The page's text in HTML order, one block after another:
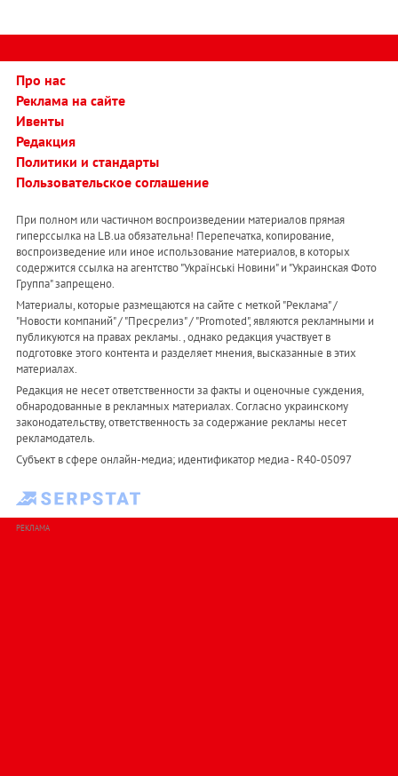
Про нас
Реклама на сайте
Ивенты
Редакция
Политики и стандарты
Пользовательское соглашение
При полном или частичном воспроизведении материалов прямая
гиперссылка на LB.ua обязательна! Перепечатка, копирование,
воспроизведение или иное использование материалов, в которых
содержится ссылка на агентство "Українськi Новини" и "Украинская Фото
Группа" запрещено.
Материалы, которые размещаются на сайте с меткой "Реклама" /
"Новости компаний" / "Пресрелиз" / "Promoted", являются рекламными и
публикуются на правах рекламы. , однако редакция участвует в
подготовке этого контента и разделяет мнения, высказанные в этих
материалах.
Редакция не несет ответственности за факты и оценочные суждения,
обнародованные в рекламных материалах. Согласно украинскому
законодательству, ответственность за содержание рекламы несет
рекламодатель.
Субъект в сфере онлайн-медиа; идентификатор медиа - R40-05097
РЕКЛАМА